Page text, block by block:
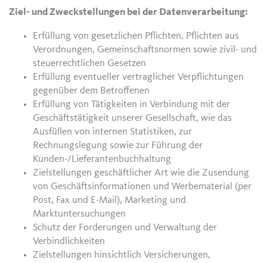
Ziel- und Zweckstellungen bei der Datenverarbeitung:
Erfüllung von gesetzlichen Pflichten, Pflichten aus
Verordnungen, Gemeinschaftsnormen sowie zivil- und
steuerrechtlichen Gesetzen
Erfüllung eventueller vertraglicher Verpflichtungen
gegenüber dem Betroffenen
Erfüllung von Tätigkeiten in Verbindung mit der
Geschäftstätigkeit unserer Gesellschaft, wie das
Ausfüllen von internen Statistiken, zur
Rechnungslegung sowie zur Führung der
Kunden-/Lieferantenbuchhaltung
Zielstellungen geschäftlicher Art wie die Zusendung
von Geschäftsinformationen und Werbematerial (per
Post, Fax und E-Mail), Marketing und
Marktuntersuchungen
Schutz der Forderungen und Verwaltung der
Verbindlichkeiten
Zielstellungen hinsichtlich Versicherungen,